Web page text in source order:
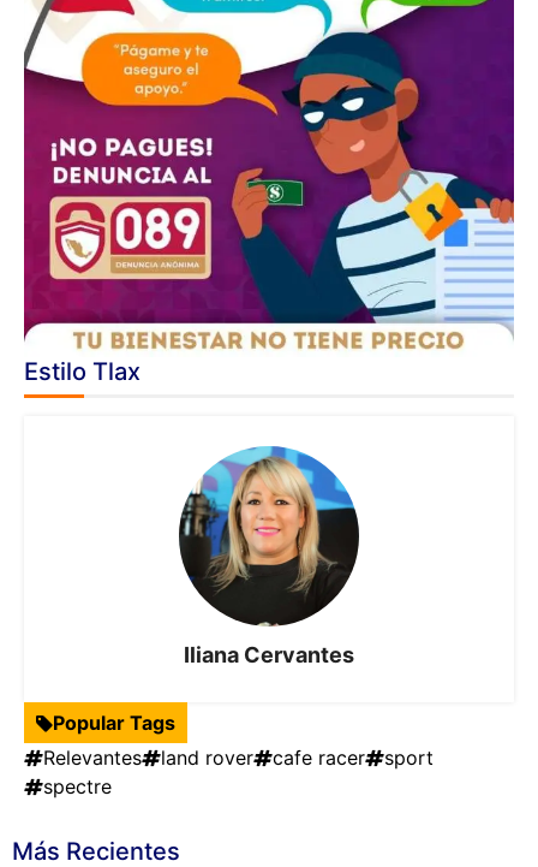
Estilo Tlax
Iliana Cervantes
Popular Tags
Relevantes
land rover cafe racer
sport
spectre
Más Recientes